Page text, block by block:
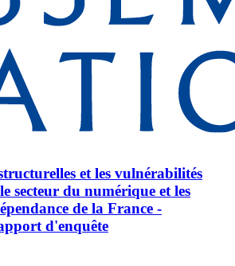
et les vulnérabilités
secteur du numérique et les
de la France -
d'enquête